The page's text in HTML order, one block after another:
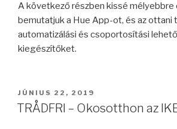
A következő részben kissé mélyebbre
bemutatjuk a Hue App-ot, és az ottani
automatizálási és csoportosítási
kiegészítőket.
BEKÜLDVE:
JÚNIUS 22, 2019
TRÅDFRI – Okosotthon az